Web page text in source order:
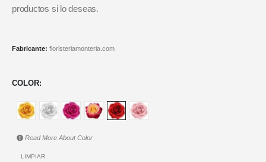
productos si lo deseas.
Fabricante: floristeriamonteria.com
COLOR
Read More AboutColor
LIMPIAR